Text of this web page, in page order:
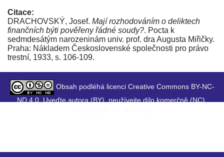
Citace:
DRACHOVSKÝ, Josef. Mají rozhodováním o deliktech
finančních býti pověřeny řádné soudy?. Pocta k
sedmdesátým narozeninám univ. prof. dra Augusta Miřičky.
Praha: Nákladem Československé společnosti pro právo
trestní, 1933, s. 106-109.
Obsah podléhá licenci Creative Commons BY-NC-
ND 4.0. Uveďte autora (BY), neužívejte dílo komerčně (NC),